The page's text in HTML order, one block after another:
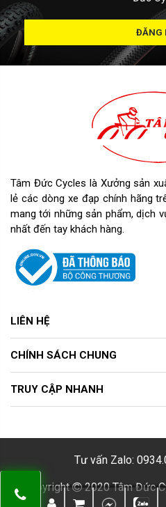
ĐĂNG
Tâm Đức Cycles là Xưởng sản
lẻ các dòng xe đạp chính hãng
mang tới những sản phẩm, dịch
nhất đến tay khách hàng.
LIÊN HỆ
CHÍNH SÁCH CHUNG
TRUY CẬP NHANH
Tư vấn Zalo:
Copyright 2020 Tâm Đức